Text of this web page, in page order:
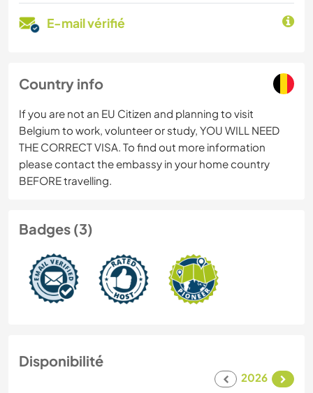
E-mail vérifié
Country info
If you are not an EU Citizen and planning to visit
Belgium to work, volunteer or study, YOU WILL NEED
THE CORRECT VISA. To find out more information
please contact the embassy in your home country
BEFORE travelling.
Badges (3)
Disponibilité
2026